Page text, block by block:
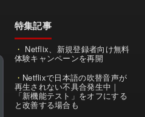
特集記事
Netflix、新規登録者向け無料
体験キャンペーンを再開
Netflixで日本語の吹替音声が
再生されない不具合発生中｜
「新機能テスト」をオフにする
と改善する場合も